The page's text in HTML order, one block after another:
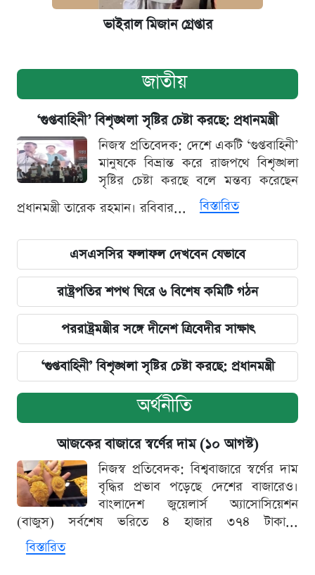
ভাইরাল মিজান গ্রেপ্তার
জাতীয়
‘গুপ্তবাহিনী’ বিশৃঙ্খলা সৃষ্টির চেষ্টা করছে: প্রধানমন্ত্রী
নিজস্ব প্রতিবেদক: দেশে একটি ‘গুপ্তবাহিনী’
মানুষকে বিভ্রান্ত করে রাজপথে বিশৃঙ্খলা
সৃষ্টির চেষ্টা করছে বলে মন্তব্য করেছেন
প্রধানমন্ত্রী তারেক রহমান। রবিবার...
বিস্তারিত
এসএসসির ফলাফল দেখবেন যেভাবে
রাষ্ট্রপতির শপথ ঘিরে ৬ বিশেষ কমিটি গঠন
পররাষ্ট্রমন্ত্রীর সঙ্গে দীনেশ ত্রিবেদীর সাক্ষাৎ
‘গুপ্তবাহিনী’ বিশৃঙ্খলা সৃষ্টির চেষ্টা করছে: প্রধানমন্ত্রী
অর্থনীতি
আজকের বাজারে স্বর্ণের দাম (১০ আগস্ট)
নিজস্ব প্রতিবেদক: বিশ্ববাজারে স্বর্ণের দাম
বৃদ্ধির প্রভাব পড়েছে দেশের বাজারেও।
বাংলাদেশ জুয়েলার্স অ্যাসোসিয়েশন
(বাজুস) সর্বশেষ ভরিতে ৪ হাজার ৩৭৪ টাকা...
বিস্তারিত